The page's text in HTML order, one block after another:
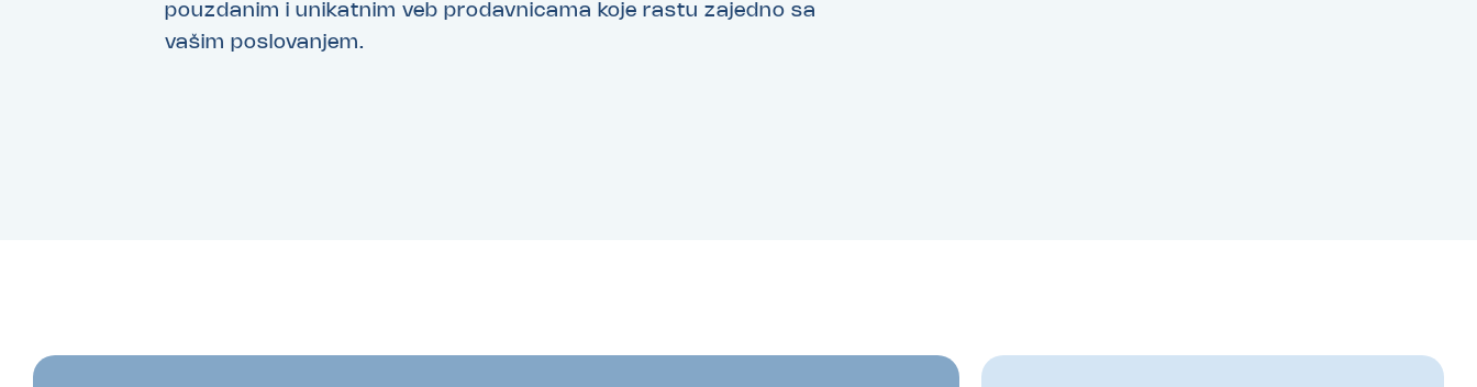
pouzdanim i unikatnim veb prodavnicama koje rastu zajedno sa
vašim poslovanjem.